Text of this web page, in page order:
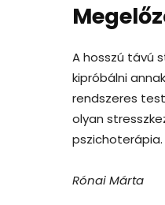
A hosszú távú
kipróbálni
rendszeres
olyan
pszichoterápia.
Rónai Márta